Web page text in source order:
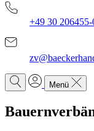
+49 30 206455-
Menü